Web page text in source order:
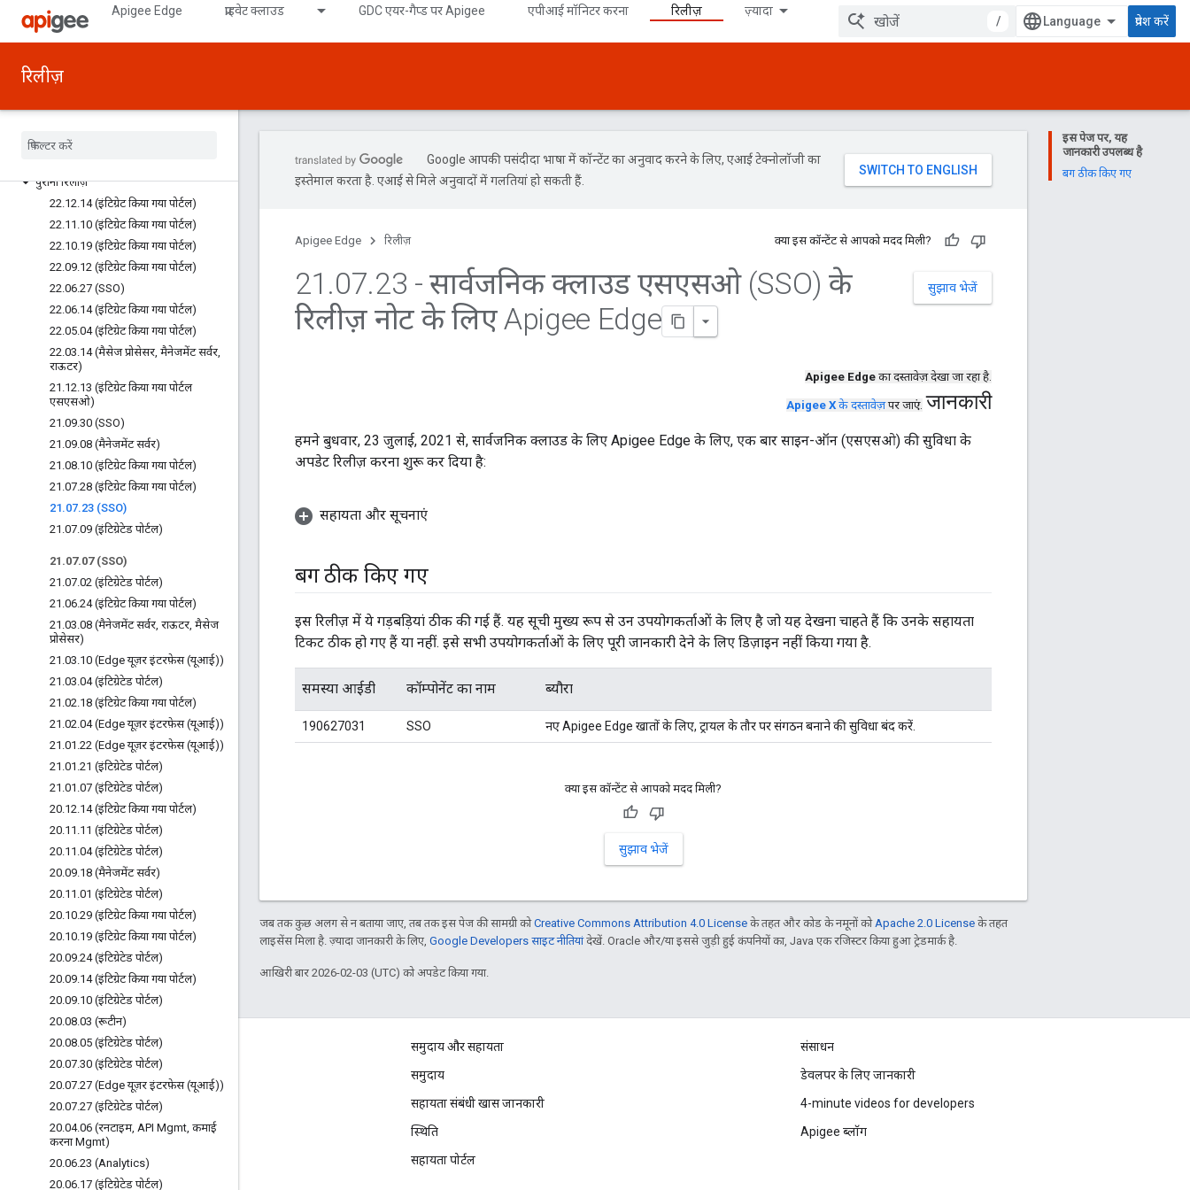
Apigee Edge प्राइवेट क्लाउड GDC एयर-गैप्ड पर Apigee एपीआई मॉनिटर करना रिलीज़ ज़्यादा
/ प्रवेश करें
रिलीज़
23.08.09 (Analytics)
23.07.13 (SSO)
23.04.25 (SSO)
23.02.01 (SSO)
पुरानी रिलीज़
22.12.14 (इंटिग्रेट किया गया पोर्टल)
22.11 .10 (इंटिग्रेट किया गया पोर्टल)
22.10.19 (इंटिग्रेट किया गया पोर्टल)
22.09.12 (इंटिग्रेट किया गया पोर्टल)
22.06.27 (SSO)
22.06.14 (इंटिग्रेट किया गया पोर्टल)
22.05.04 (इंटिग्रेट किया गया पोर्टल)
22.03.14 (मैसेज प्रोसेसर, मैनेजमेंट सर्वर,
राऊटर)
21 .12.13 (इंटिग्रेट किया गया पोर्टल
एसएसओ)
21 .09.30 (SSO)
21 .09.08 (मैनेजमेंट सर्वर)
21 .08.10 (इंटिग्रेट किया गया पोर्टल)
21 .07.28 (इंटिग्रेट किया गया पोर्टल)
21.07.23 (SSO)
21 .07.09 (इंटिग्रेटेड पोर्टल)
21 .07.07 (SSO)
21 .07.02 (इंटिग्रेटेड पोर्टल)
21 .06.24 (इंटिग्रेट किया गया पोर्टल)
21 .03.08 (मैनेजमेंट सर्वर, राऊटर, मैसेज
प्रोसेसर)
21 .03.10 (Edge यूज़र इंटरफ़ेस (यूआई))
21 .03.04 (इंटिग्रेटेड पोर्टल)
21 .02.18 (इंटिग्रेट किया गया पोर्टल)
21 .02.04 (Edge यूज़र इंटरफ़ेस (यूआई))
21 .01 .22 (Edge यूज़र इंटरफ़ेस (यूआई))
21 .01 .21 (इंटिग्रेटेड पोर्टल)
21 .01 .07 (इंटिग्रेटेड पोर्टल)
20.12.14 (इंटिग्रेट किया गया पोर्टल)
20.11 .11 (इंटिग्रेटेड पोर्टल)
20.11 .04 (इंटिग्रेटेड पोर्टल)
20.09.18 (मैनेजमेंट सर्वर)
20.11 .01 (इंटिग्रेटेड पोर्टल)
20.10.29 (इंटिग्रेट किया गया पोर्टल)
20.10.19 (इंटिग्रेट किया गया पोर्टल)
20.09.24 (इंटिग्रेटेड पोर्टल)
20.09.14 (इंटिग्रेट किया गया पोर्टल)
20.09.10 (इंटिग्रेटेड पोर्टल)
20.08.03 (रूटीन)
20.08.05 (इंटिग्रेटेड पोर्टल)
20.07.30 (इंटिग्रेटेड पोर्टल)
20.07.27 (Edge यूज़र इंटरफ़ेस (यूआई))
20.07.27 (इंटिग्रेटेड पोर्टल)
20.04.06 (रनटाइम, API Mgmt, कमाई
करना Mgmt)
20.06.23 (Analytics)
20.06.17 (इंटिग्रेटेड पोर्टल)
इस पेज पर, यह
जानकारी उपलब्ध है
बग ठीक किए गए
Google आपकी पसंदीदा भाषा में कॉन्टेंट का अनुवाद करने के लिए, एआई टेक्नोलॉजी का
इस्तेमाल करता है. एआई से मिले अनुवादों में गलतियां हो सकती हैं.
Apigee Edge रिलीज़ क्या इस कॉन्टेंट से आपको मदद मिली?
सुझाव भेजें
21 .07.23 - सार्वजनिक क्लाउड एसएसओ (SSO) के
रिलीज़ नोट के लिए Apigee Edge
Apigee Edge का दस्तावेज़ देखा जा रहा है.
Apigee X के दस्तावेज़पर जाएं. जानकारी
हमने बुधवार, 23 जुलाई, 2021 से, सार्वजनिक क्लाउड के लिए Apigee Edge के लिए, एक बार साइन-ऑन (एसएसओ) की सुविधा के
अपडेट रिलीज़ करना शुरू कर दिया है:
सहायता और सूचनाएं
बग ठीक किए गए
इस रिलीज़ में ये गड़बड़ियां ठीक की गई हैं. यह सूची मुख्य रूप से उन उपयोगकर्ताओं के लिए है जो यह देखना चाहते हैं कि उनके सहायता
टिकट ठीक हो गए हैं या नहीं. इसे सभी उपयोगकर्ताओं के लिए पूरी जानकारी देने के लिए डिज़ाइन नहीं किया गया है.
समस्या आईडी कॉम्पोनेंट का नाम ब्यौरा
190627031 SSO नए Apigee Edge खातों के लिए, ट्रायल के तौर पर संगठन बनाने की सुविधा बंद करें.
क्या इस कॉन्टेंट से आपको मदद मिली?
सुझाव भेजें
जब तक कुछ अलग से न बताया जाए, तब तक इस पेज की सामग्री कोCreative Commons Attribution 4.0 License के तहत और कोड के नमूनों कोApache 2.0 License के तहत
लाइसेंस मिला है. ज़्यादा जानकारी के लिए, Google Developers साइट नीतियांदेखें. Oracle और/या इससे जुड़ी हुई कंपनियों का, Java एक रजिस्टर किया हुआ ट्रेडमार्क है.
आखिरी बार 2026-02-03 (UTC) को अपडेट किया गया.
Apigee के बारे में
We're part of Google
पार्टनर
ई-किताबें और वेबकास्ट
समुदाय और सहायता
समुदाय
सहायता संबंधी खास जानकारी
स्थिति
सहायता पोर्टल
संसाधन
डेवलपर के लिए जानकारी
4-minute videos for developers
Apigee ब्लॉग